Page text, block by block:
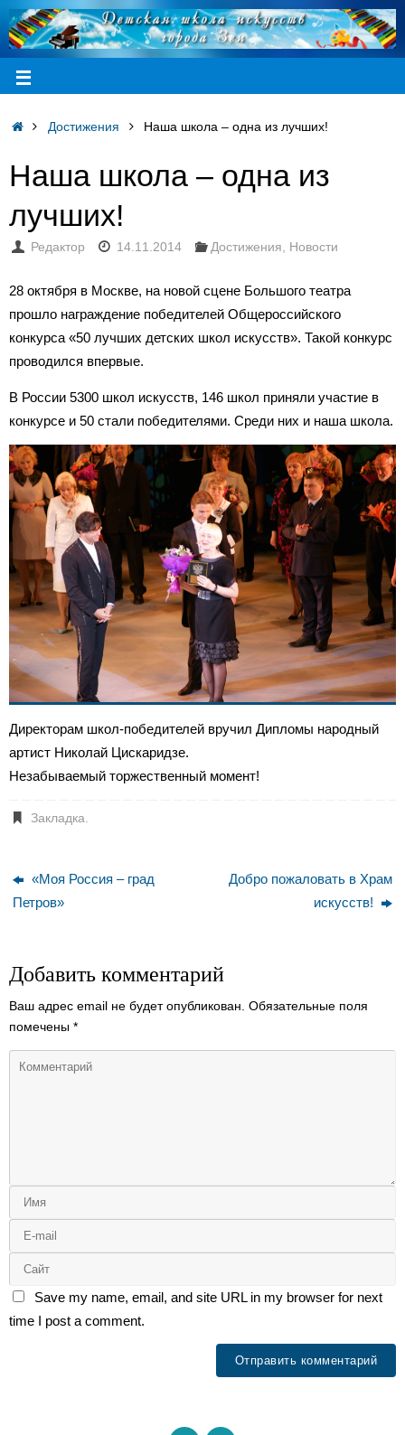
Достижения Наша школа – одна из лучших!
Наша школа – одна из
лучших!
Редактор 14.11.2014 Достижения, Новости
28 октября в Москве, на новой сцене Большого театра
прошло награждение победителей Общероссийского
конкурса «50 лучших детских школ искусств». Такой конкурс
проводился впервые.
В России 5300 школ искусств, 146 школ приняли участие в
конкурсе и 50 стали победителями. Среди них и наша школа.
Директорам школ-победителей вручил Дипломы народный
артист Николай Цискаридзе.
Незабываемый торжественный момент!
Закладка.
«Моя Россия – град
Петров»
Добро пожаловать в Храм
искусств!
Добавить комментарий
Ваш адрес email не будет опубликован. Обязательные поля
помечены *
Save my name, email, and site URL in my browser for next
time I post a comment.